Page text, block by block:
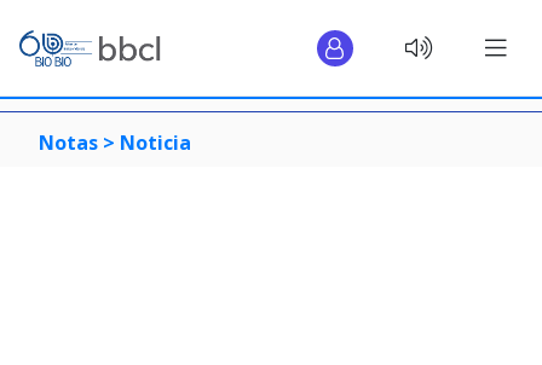
Notas > Noticia